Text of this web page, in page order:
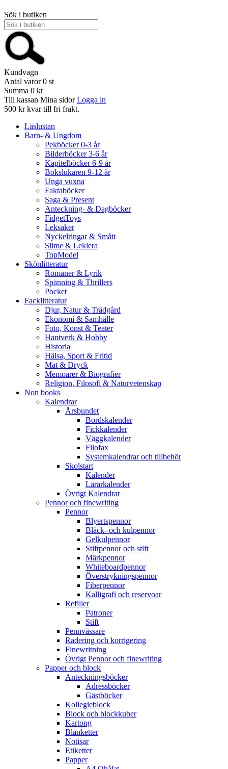
Sök i butiken
Kundvagn
Antal varor 0 st
Summa 0 kr
Till kassan Mina sidor Logga in
500 kr kvar till fri frakt.
Läslustan
Barn- & Ungdom
Pekböcker 0-3 år
Bilderböcker 3-6 år
Kapitelböcker 6-9 år
Bokslukaren 9-12 år
Unga vuxna
Faktaböcker
Saga & Present
Anteckning- & Dagböcker
FidgetToys
Leksaker
Nyckelringar & Smått
Slime & Leklera
TopModel
Skönlitteratur
Romaner & Lyrik
Spänning & Thrillers
Pocket
Facklitteratur
Djur, Natur & Trädgård
Ekonomi & Samhälle
Foto, Konst & Teater
Hantverk & Hobby
Historia
Hälsa, Sport & Fritid
Mat & Dryck
Memoarer & Biografier
Religion, Filosofi & Naturvetenskap
Non books
Kalendrar
Årsbundet
Bordskalender
Fickkalender
Väggkalender
Filofax
Systemkalendrar och tillbehör
Skolstart
Kalender
Lärarkalender
Övrigt Kalendrar
Pennor och finewriting
Pennor
Blyertspennor
Bläck- och kulpennor
Gelkulpennor
Stiftpennor och stift
Märkpennor
Whiteboardpennor
Överstrykningspennor
Fiberpennor
Kalligrafi och reservoar
Refiller
Patroner
Stift
Pennvässare
Radering och korrigering
Finewritning
Övrigt Pennor och finewriting
Papper och block
Anteckningsböcker
Adressböcker
Gästböcker
Kollegieblock
Block och blockkuber
Kartong
Blanketter
Notisar
Etiketter
Papper